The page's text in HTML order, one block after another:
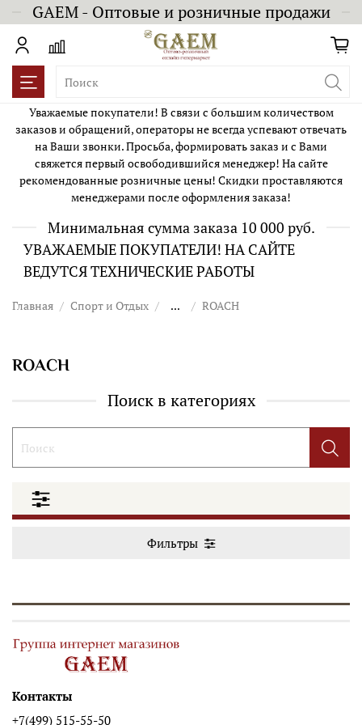
GAEM - Оптовые и розничные продажи
Уважаемые покупатели! В связи с большим количеством
заказов и обращений, операторы не всегда успевают отвечать
на Ваши звонки. Просьба, формировать заказ и с Вами
свяжется первый освободившийся менеджер! На сайте
рекомендованные розничные цены! Скидки проставляются
менеджерами после оформления заказа!
Минимальная сумма заказа 10 000 руб.
УВАЖАЕМЫЕ ПОКУПАТЕЛИ! НА САЙТЕ
ВЕДУТСЯ ТЕХНИЧЕСКИЕ РАБОТЫ
Главная Спорт и Отдых ... ROACH
ROACH
Поиск в категориях
Фильтры
Контакты
+7(499) 515-55-50